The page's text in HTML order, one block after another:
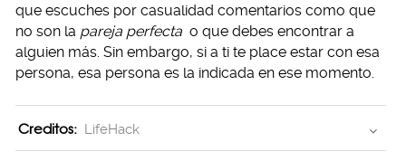
que escuches por casualidad comentarios como que
no son la pareja perfecta o que debes encontrar a
alguien más. Sin embargo, si a ti te place estar con esa
persona, esa persona es la indicada en ese momento.
Creditos: LifeHack